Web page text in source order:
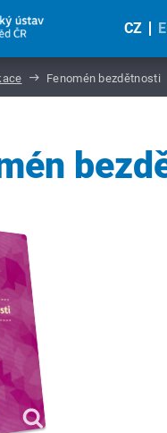
CZ
Fenomén bezdětnosti